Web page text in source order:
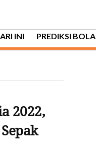
INI PREDIKSI BOLA
2022,